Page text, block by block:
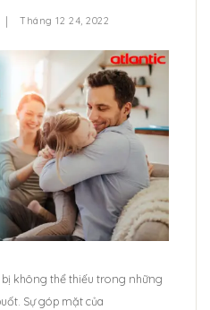
| Tháng 12 24, 2022
không thể thiếu trong những
Sự góp mặt của